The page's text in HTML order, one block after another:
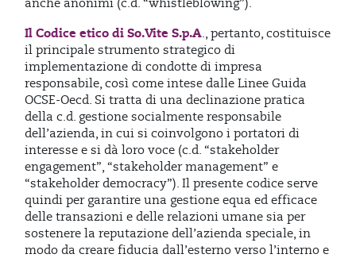
anche anonimi (c.d. “whistleblowing”).
Il Codice etico di So.Vite S.p.A., pertanto, costituisce
il principale strumento strategico di
implementazione di condotte di impresa
responsabile, così come intese dalle Linee Guida
OCSE-Oecd. Si tratta di una declinazione pratica
della c.d. gestione socialmente responsabile
dell’azienda, in cui si coinvolgono i portatori di
interesse e si dà loro voce (c.d. “stakeholder
engagement”, “stakeholder management” e
“stakeholder democracy”). Il presente codice serve
quindi per garantire una gestione equa ed efficace
delle transazioni e delle relazioni umane sia per
sostenere la reputazione dell’azienda speciale, in
modo da creare fiducia dall’esterno verso l’interno e